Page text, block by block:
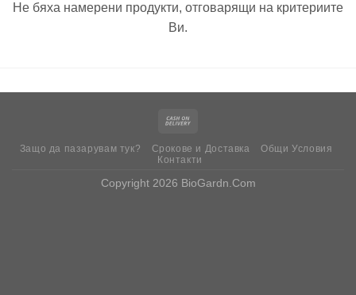
Не бяха намерени продукти, отговарящи на критериите
Ви.
Защо да пазарувам тук? Срокове и Доставка
Общи Условия
Контакти
Copyright 2026 BioGardn.Com